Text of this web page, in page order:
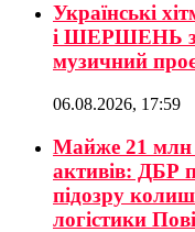
Українські
і ШЕРШЕНЬ
музичний
06.08.2026, 17:59
Майже 21 млн
активів: ДБР
підозру
логістики